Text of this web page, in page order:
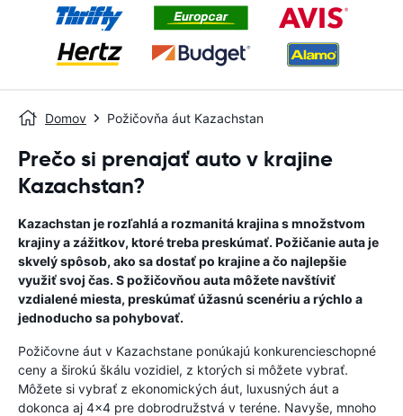
Domov Požičovňa áut Kazachstan
Prečo si prenajať auto v krajine
Kazachstan?
Kazachstan je rozľahlá a rozmanitá krajina s množstvom
krajiny a zážitkov, ktoré treba preskúmať. Požičanie auta je
skvelý spôsob, ako sa dostať po krajine a čo najlepšie
využiť svoj čas. S požičovňou auta môžete navštíviť
vzdialené miesta, preskúmať úžasnú scenériu a rýchlo a
jednoducho sa pohybovať.
Požičovne áut v Kazachstane ponúkajú konkurencieschopné
ceny a širokú škálu vozidiel, z ktorých si môžete vybrať.
Môžete si vybrať z ekonomických áut, luxusných áut a
dokonca aj 4x4 pre dobrodružstvá v teréne. Navyše, mnoho